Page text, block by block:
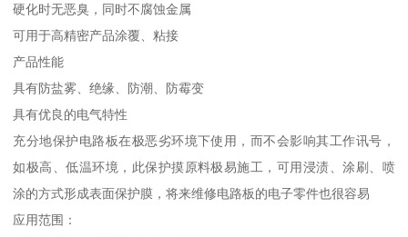
硬化时无恶臭，同时不腐蚀金属
可用于高精密产品涂覆、粘接
产品性能
具有防盐雾、绝缘、防潮、防霉变
具有优良的电气特性
充分地保护电路板在极恶劣环境下使用，而不会影响其工作讯号，
如极高、低温环境，此保护摸原料极易施工，可用浸渍、涂刷、喷
涂的方式形成表面保护膜，将来维修电路板的电子零件也很容易
应用范围：